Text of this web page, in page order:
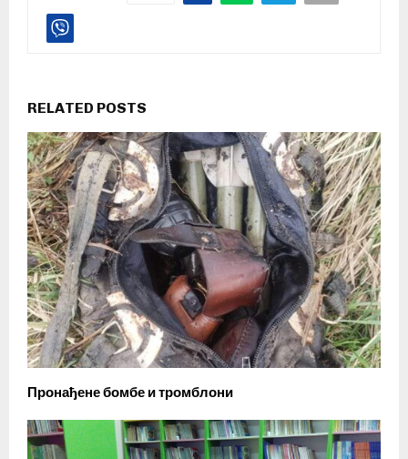
RELATED POSTS
Пронађене бомбе и тромблони